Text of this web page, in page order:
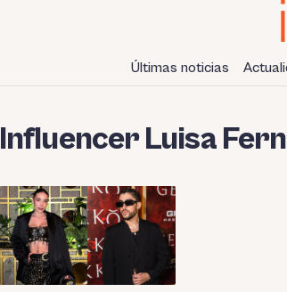
Últimas noticias
Influencer Luisa